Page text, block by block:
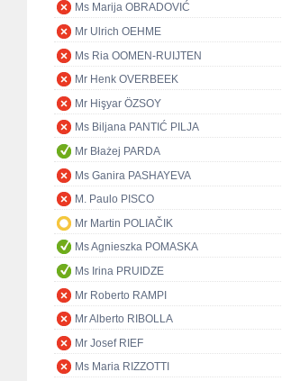
Ms Marija OBRADOVIĆ
Mr Ulrich OEHME
Ms Ria OOMEN-RUIJTEN
Mr Henk OVERBEEK
Mr Hişyar ÖZSOY
Ms Biljana PANTIĆ PILJA
Mr Błażej PARDA
Ms Ganira PASHAYEVA
M. Paulo PISCO
Mr Martin POLIAČIK
Ms Agnieszka POMASKA
Ms Irina PRUIDZE
Mr Roberto RAMPI
Mr Alberto RIBOLLA
Mr Josef RIEF
Ms Maria RIZZOTTI